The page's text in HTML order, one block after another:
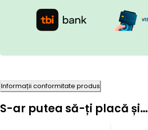
Informații conformitate produs
S-ar putea să-ți placă și…